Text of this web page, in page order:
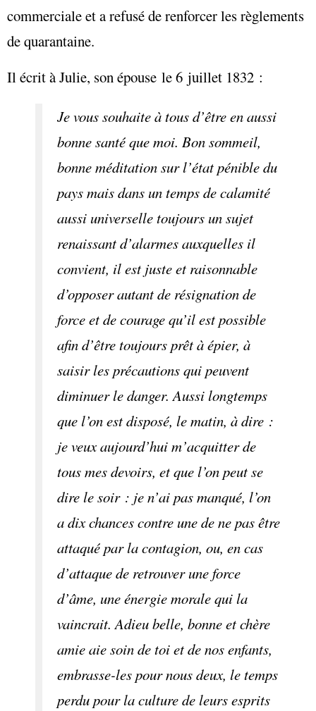
commerciale et a refusé de renforcer les règlements
de quarantaine.
Il écrit à Julie, son épouse le 6 juillet 1832 :
Je vous souhaite à tous d’être en aussi
bonne santé que moi. Bon sommeil,
bonne méditation sur l’état pénible du
pays mais dans un temps de calamité
aussi universelle toujours un sujet
renaissant d’alarmes auxquelles il
convient, il est juste et raisonnable
d’opposer autant de résignation de
force et de courage qu’il est possible
afin d’être toujours prêt à épier, à
saisir les précautions qui peuvent
diminuer le danger. Aussi longtemps
que l’on est disposé, le matin, à dire :
je veux aujourd’hui m’acquitter de
tous mes devoirs, et que l’on peut se
dire le soir : je n’ai pas manqué, l’on
a dix chances contre une de ne pas être
attaqué par la contagion, ou, en cas
d’attaque de retrouver une force
d’âme, une énergie morale qui la
vaincrait. Adieu belle, bonne et chère
amie aie soin de toi et de nos enfants,
embrasse-les pour nous deux, le temps
perdu pour la culture de leurs esprits